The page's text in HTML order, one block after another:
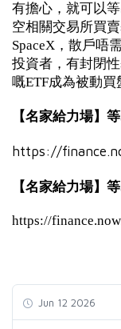
有擔心，就可以
空相關交易所買
SpaceX，散戶唔
投資者，有封閉
嘅ETF成為被動買
【名家給力場】
https://
【名家給力場】
https://
Jun 12 2026